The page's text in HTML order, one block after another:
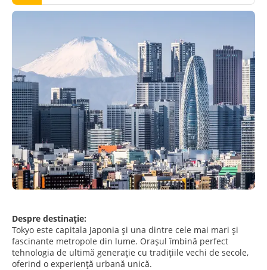
Despre destinație:
Tokyo este capitala Japonia și una dintre cele mai mari și
fascinante metropole din lume. Orașul îmbină perfect
tehnologia de ultimă generație cu tradițiile vechi de secole,
oferind o experiență urbană unică.